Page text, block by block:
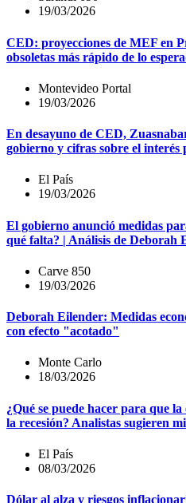
19/03/2026
CED: proyecciones de MEF en
obsoletas más rápido de lo
Montevideo Portal
19/03/2026
En desayuno de CED,
gobierno y cifras sobre el
El País
19/03/2026
El gobierno anunció medidas
qué falta? | Análisis de Deborah
Carve 850
19/03/2026
Deborah Eilender: Medidas
con efecto "acotado"
Monte Carlo
18/03/2026
¿Qué se puede hacer para que
la recesión? Analistas sugieren
El País
08/03/2026
Dólar al alza y riesgos